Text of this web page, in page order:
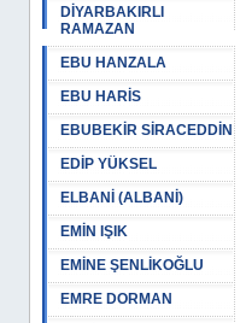
DİYARBAKIRLI
RAMAZAN
EBU HANZALA
EBU HARİS
EBUBEKİR SİRACEDDİN
EDİP YÜKSEL
ELBANİ (ALBANİ)
EMİN IŞIK
EMİNE ŞENLİKOĞLU
EMRE DORMAN